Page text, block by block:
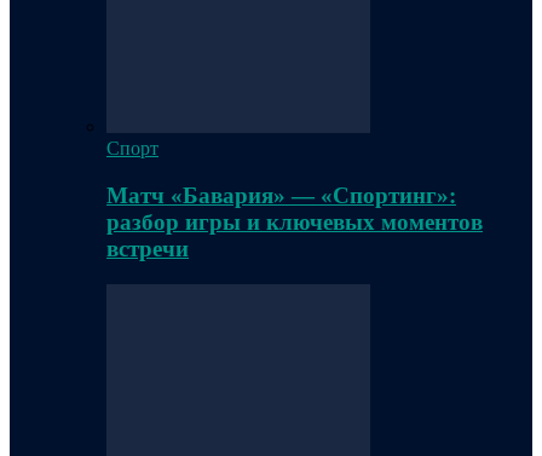
Спорт
Матч «Бавария» — «Спортинг»:
разбор игры и ключевых моментов
встречи